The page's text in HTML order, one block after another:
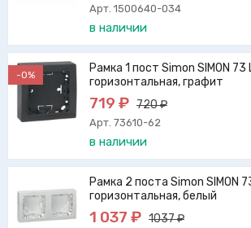
Арт. 1500640-034
в наличии
-0%
Рамка 1 пост Simon SIMON 73
горизонтальная, графит
719 ₽ 720 ₽
Арт. 73610-62
в наличии
Рамка 2 поста Simon SIMON
горизонтальная, белый
1 037 ₽ 1037 ₽